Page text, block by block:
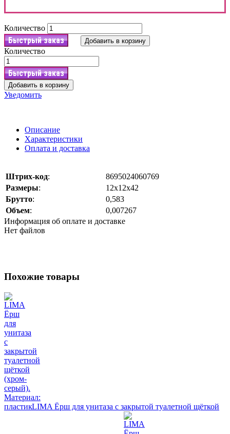
Количество
Быстрый заказ Добавить в корзину
Количество
Быстрый заказ
Добавить в корзину
Уведомить
Описание
Характеристики
Оплата и доставка
Штрих-код:
8695024060769
Размеры:
12х12х42
Брутто:
0,583
Объем:
0,007267
Информация об оплате и доставке
Нет файлов
Похожие товары
LIMA Ёрш для унитаза с закрытой туалетной щёткой